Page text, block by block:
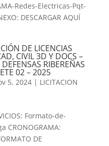
Redes-Electricas-Pqt-
DESCARGAR AQUÍ
DE LICENCIAS
CIVIL 3D Y DOCS –
RIBEREÑAS
02 – 2025
5, 2024| LICITACION
Formato-de-
CRONOGRAMA:
DE